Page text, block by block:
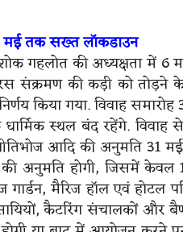
मई तक सख्त लॉकडाउन
गहलोत की अध्यक्षता में 6
संक्रमण की कड़ी को
किया गया. विवाह
स्थल बंद रहेंगे.
आदि की अनुमति 31
अनुमति होगी, जिसमें केवल
गार्डन, मैरिज हॉल एवं
कैटरिंग संचालकों और